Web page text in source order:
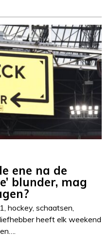
ene na de
blunder, mag
hockey, schaatsen,
heeft elk weekend